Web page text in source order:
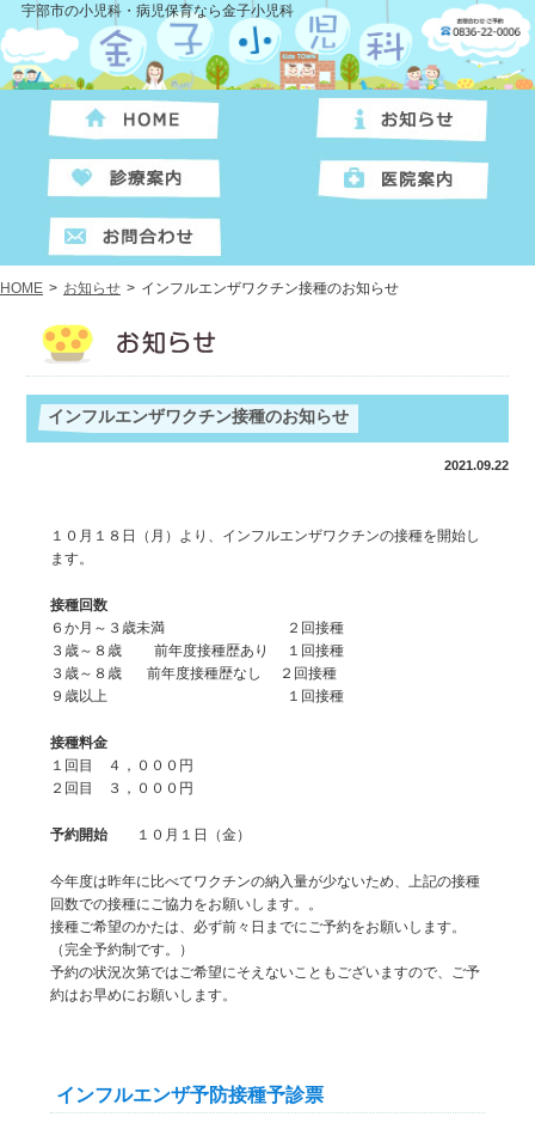
宇部市の小児科・病児保育なら金子小児科
HOME > お知らせ > インフルエンザワクチン接種のお知らせ
インフルエンザワクチン接種のお知らせ
2021.09.22
１０月１８日（月）より、インフルエンザワクチンの接種を開始し
ます。
接種回数
６か月～３歳未満 ２回接種
３歳～８歳 前年度接種歴あり １回接種
３歳～８歳 前年度接種歴なし ２回接種
９歳以上 １回接種
接種料金
１回目 ４，０００円
２回目 ３，０００円
予約開始 １０月１日（金）
今年度は昨年に比べてワクチンの納入量が少ないため、上記の接種
回数での接種にご協力をお願いします。。
接種ご希望のかたは、必ず前々日までにご予約をお願いします。
（完全予約制です。）
予約の状況次第ではご希望にそえないこともございますので、ご予
約はお早めにお願いします。
インフルエンザ予防接種予診票